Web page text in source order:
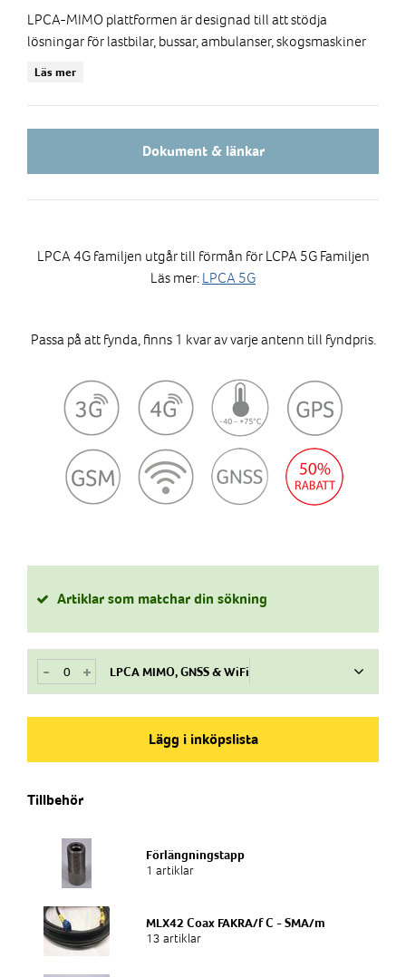
LPCA-MIMO plattformen är designad till att stödja
lösningar för lastbilar, bussar, ambulanser, skogsmaskiner
Tillval: 2X MIMO/Diversity WiFi antenner 2,4/5,8 GHz
GPS/GLONASS med LNA
IP67
Finns i flera versioner
Läs mer
Dokument & länkar
LPCA 4G familjen utgår till förmån för LCPA 5G Familjen
Läs mer:LPCA 5G
Passa på att fynda, finns 1 kvar av varje antenn till fyndpris.
Artiklar som matchar din sökning
+
- LPCA MIMO, GNSS & WiFi
Art.nr
Antenn
Frekvensband
2G/GSM, 3G, 4G, GNSS, WIFI 2,4, WIFI 5,8
Anslutning
FAKRA/m C, FAKRA/m I, FAKRA/m D x2
Lägg i inköpslista
Tillbehör
Förlängningstapp
1 artiklar
MLX42 Coax FAKRA/f C - SMA/m
13 artiklar